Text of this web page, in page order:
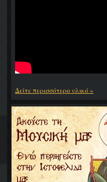
Δείτε περισσότερο υλικό »